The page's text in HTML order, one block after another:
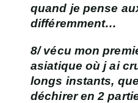
quand je pense
différemment…
8/ vécu mon
asiatique où j ai
longs instants,
déchirer en 2